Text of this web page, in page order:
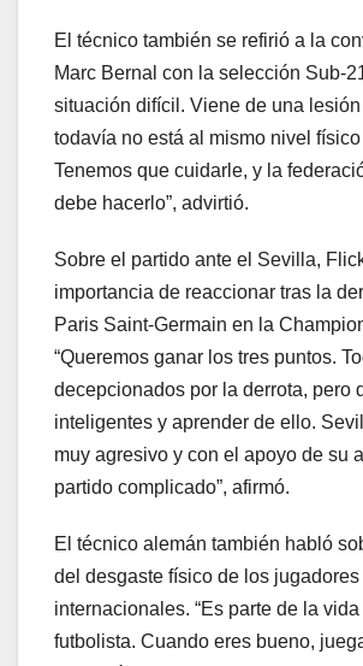
El técnico también se refirió a la
Marc Bernal con la selección Sub-
situación difícil. Viene de una
todavía no está al mismo nivel
Tenemos que cuidarle, y la
debe hacerlo”, advirtió.
Sobre el partido ante el Sevilla,
importancia de reaccionar tras la
Paris Saint-Germain en la
“Queremos ganar los tres puntos.
decepcionados por la derrota, pero
inteligentes y aprender de ello.
muy agresivo y con el apoyo de su
partido complicado”, afirmó.
El técnico alemán también habló
del desgaste físico de los jugadores
internacionales. “Es parte de la
futbolista. Cuando eres bueno,